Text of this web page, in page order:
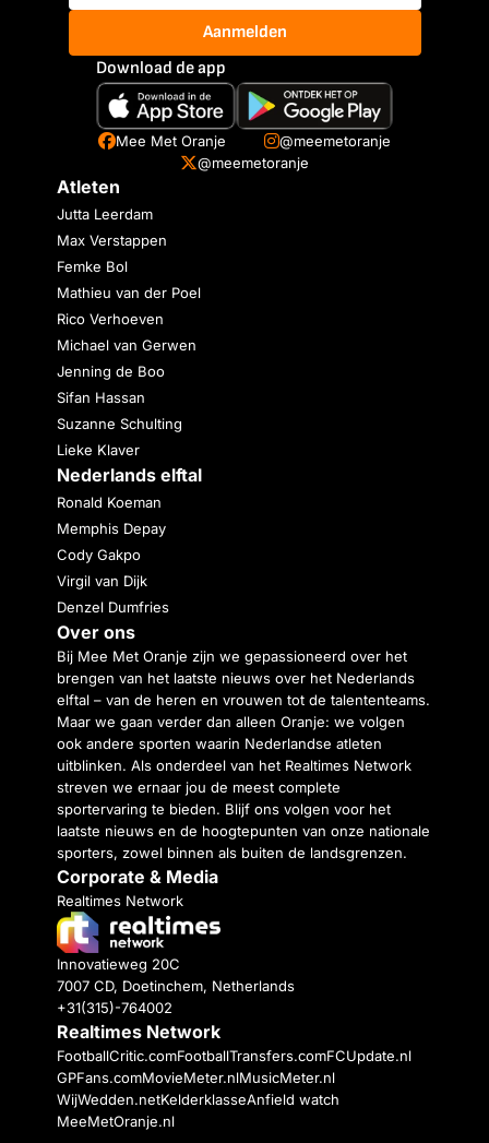
Aanmelden
Download de app
Mee Met Oranje
@meemetoranje
@meemetoranje
Atleten
Jutta Leerdam
Max Verstappen
Femke Bol
Mathieu van der Poel
Rico Verhoeven
Michael van Gerwen
Jenning de Boo
Sifan Hassan
Suzanne Schulting
Lieke Klaver
Nederlands elftal
Ronald Koeman
Memphis Depay
Cody Gakpo
Virgil van Dijk
Denzel Dumfries
Over ons
Bij Mee Met Oranje zijn we gepassioneerd over het
brengen van het laatste nieuws over het Nederlands
elftal – van de heren en vrouwen tot de talententeams.
Maar we gaan verder dan alleen Oranje: we volgen
ook andere sporten waarin Nederlandse atleten
uitblinken. Als onderdeel van het Realtimes Network
streven we ernaar jou de meest complete
sportervaring te bieden. Blijf ons volgen voor het
laatste nieuws en de hoogtepunten van onze nationale
sporters, zowel binnen als buiten de landsgrenzen.
Corporate & Media
Realtimes Network
Innovatieweg 20C
7007 CD, Doetinchem, Netherlands
+31(315)-764002
Realtimes Network
FootballCritic.comFootballTransfers.comFCUpdate.nl
GPFans.comMovieMeter.nlMusicMeter.nl
WijWedden.netKelderklasseAnfield watch
MeeMetOranje.nl